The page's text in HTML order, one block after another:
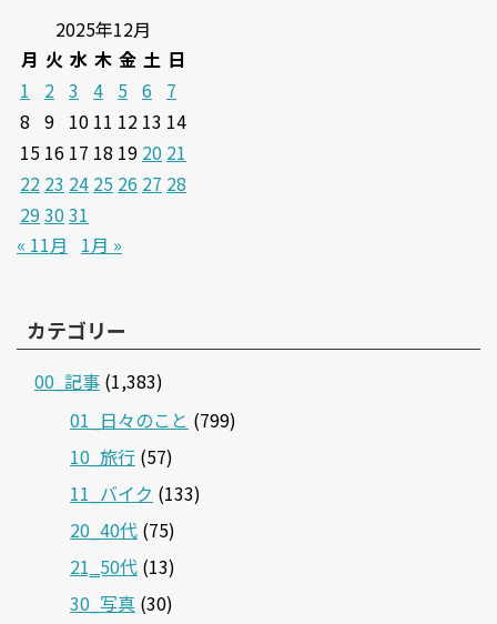
2025年12月
月 火 水 木 金 土 日
1
2 3 4 5 6
7
8 9 10 11 12 13 14
15 16 17 18 19 20 21
22 23 24 25 26 27 28
293031
« 11月
1月 »
カテゴリー
00_記事 (1,383)
01_日々のこと (799)
10_旅行 (57)
11_バイク (133)
20_40代 (75)
21‗50代 (13)
30_写真 (30)